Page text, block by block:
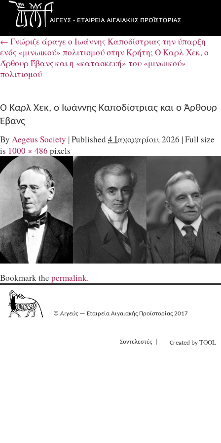
← Γνώριζε άραγε ο Ιωάννης Καποδίστριας την ύπαρξη
ενός «μινωικού» πολιτισμού στην Κρήτη; Ο Καρλ Χεκ, ο
Άρθουρ Έβανς και η «κατασκευή» του «μινωικού»
πολιτισμού
Ο Καρλ Χεκ, ο Ιωάννης Καποδίστριας και ο Άρθουρ
Έβανς
By Aegeus Society |Published 4 Ιανουαρίου, 2026 |Full size
is 1000 × 486 pixels
Bookmark the permalink.
© Αιγεύς— Εταιρεία Αιγαιακής Προϊστορίας 2017
Συντελεστές Created by TOOL